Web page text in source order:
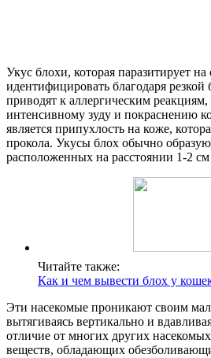
Укус блохи, которая паразитирует на
идентифицировать благодаря
приводят к аллергическим реакциям,
интенсивному зуду и покраснению
является припухлость на коже,
прокола. Укусы блох обычно
расположенных на расстоянии 1-2 см
Читайте также:
Как и чем вывести блох у
Эти насекомые проникают своим
вытягиваясь вертикально и
отличие от многих других
веществ, обладающих